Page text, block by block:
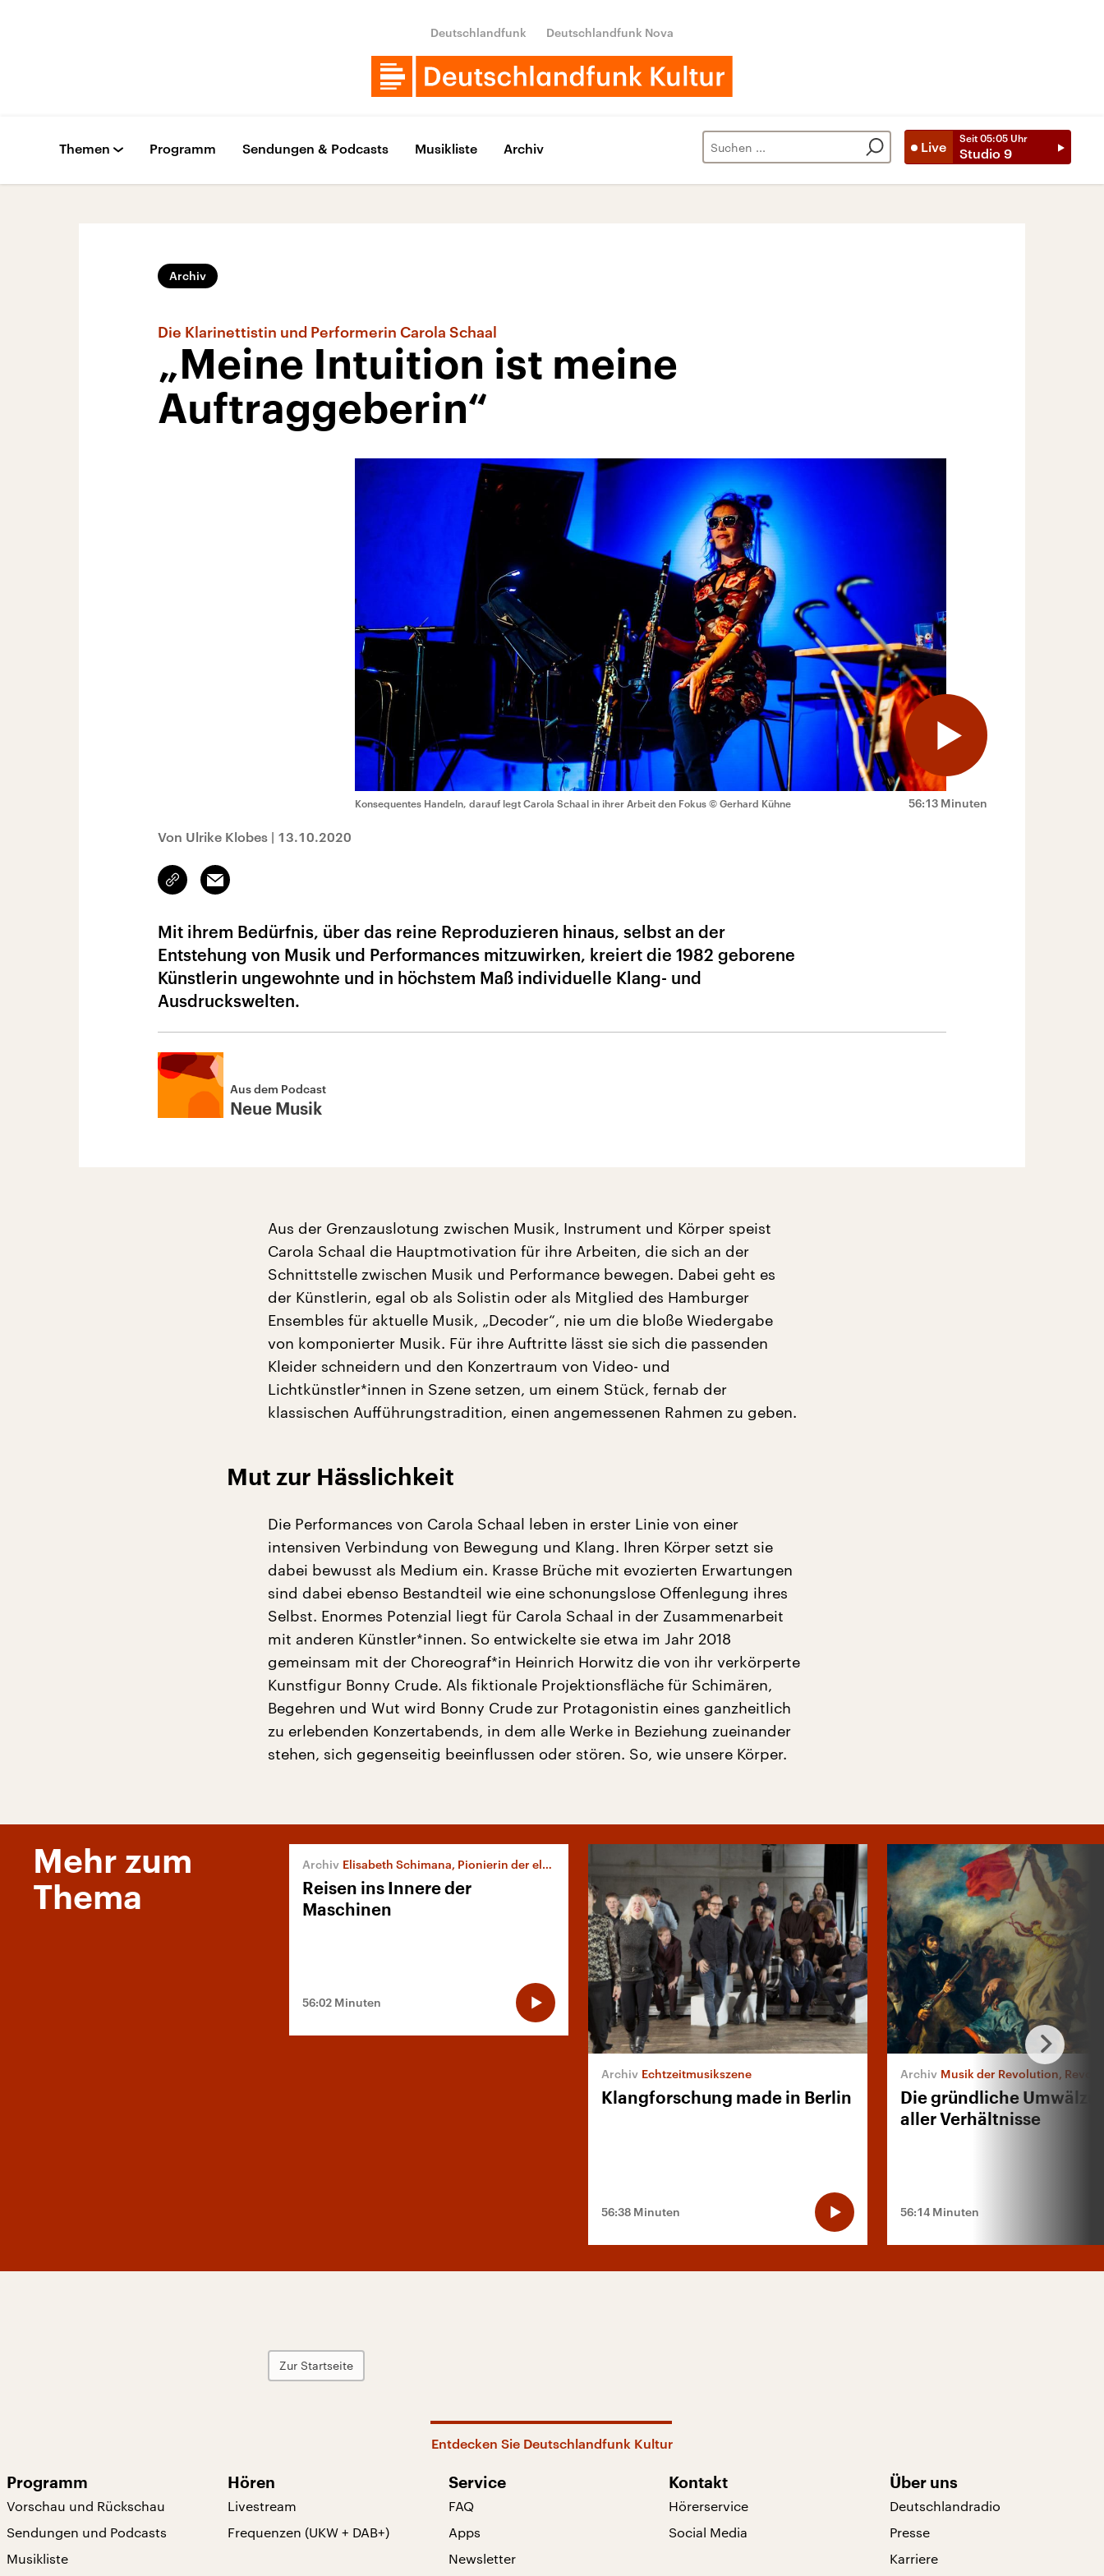
Deutschlandfunk Deutschlandfunk Nova
Live
Seit 05:05 Uhr
Studio 9
Themen Programm Sendungen & Podcasts Musikliste Archiv
Archiv
Die Klarinettistin und Performerin Carola Schaal
„Meine Intuition ist meine
Auftraggeberin“
56:13 Minuten
Konsequentes Handeln, darauf legt Carola Schaal in ihrer Arbeit den Fokus © Gerhard Kühne
Von Ulrike Klobes | 13.10.2020
Link
kopieren/teilen
Email
Mit ihrem Bedürfnis, über das reine Reproduzieren hinaus, selbst an der
Entstehung von Musik und Performances mitzuwirken, kreiert die 1982 geborene
Künstlerin ungewohnte und in höchstem Maß individuelle Klang- und
Ausdruckswelten.
Aus dem Podcast
Neue Musik
Aus der Grenzauslotung zwischen Musik, Instrument und Körper speist
Carola Schaal die Hauptmotivation für ihre Arbeiten, die sich an der
Schnittstelle zwischen Musik und Performance bewegen. Dabei geht es
der Künstlerin, egal ob als Solistin oder als Mitglied des Hamburger
Ensembles für aktuelle Musik, „Decoder“, nie um die bloße Wiedergabe
von komponierter Musik. Für ihre Auftritte lässt sie sich die passenden
Kleider schneidern und den Konzertraum von Video- und
Lichtkünstler*innen in Szene setzen, um einem Stück, fernab der
klassischen Aufführungstradition, einen angemessenen Rahmen zu geben.
Mut zur Hässlichkeit
Die Performances von Carola Schaal leben in erster Linie von einer
intensiven Verbindung von Bewegung und Klang. Ihren Körper setzt sie
dabei bewusst als Medium ein. Krasse Brüche mit evozierten Erwartungen
sind dabei ebenso Bestandteil wie eine schonungslose Offenlegung ihres
Selbst. Enormes Potenzial liegt für Carola Schaal in der Zusammenarbeit
mit anderen Künstler*innen. So entwickelte sie etwa im Jahr 2018
gemeinsam mit der Choreograf*in Heinrich Horwitz die von ihr verkörperte
Kunstfigur Bonny Crude. Als fiktionale Projektionsfläche für Schimären,
Begehren und Wut wird Bonny Crude zur Protagonistin eines ganzheitlich
zu erlebenden Konzertabends, in dem alle Werke in Beziehung zueinander
stehen, sich gegenseitig beeinflussen oder stören. So, wie unsere Körper.
Mehr zum
Thema
Elisabeth Schimana, Pionierin der elektronischen Musik
Reisen ins Innere der
Maschinen
56:02 Minuten
Echtzeitmusikszene
Klangforschung made in Berlin
56:38 Minuten
Musik der Revolution, Revolution
Die gründliche
aller Verhältnisse
56:14 Minuten
Zur Startseite
Entdecken Sie Deutschlandfunk Kultur
Programm
Vorschau und Rückschau
Sendungen und Podcasts
Musikliste
Hören
Livestream
Frequenzen (UKW + DAB+)
Service
FAQ
Apps
Newsletter
Kontakt
Hörerservice
Social Media
Über uns
Deutschlandradio
Presse
Karriere